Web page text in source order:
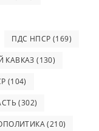
ПДС НПСР (169)
КАВКАЗ (130)
(104)
(302)
(210)